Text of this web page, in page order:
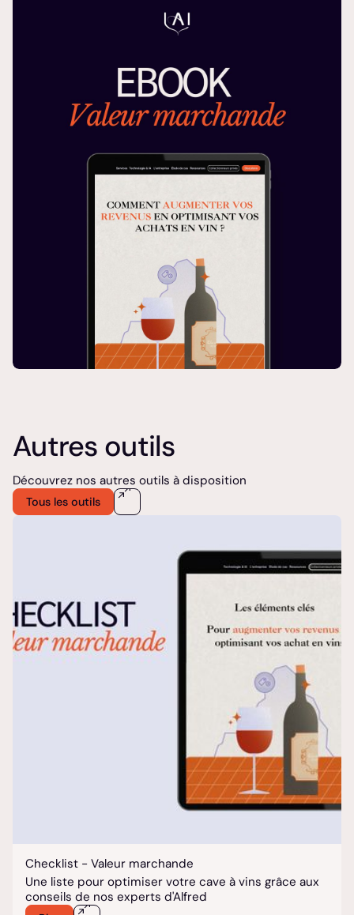
Autres outils
Découvrez nos autres outils à disposition
Tous les outils
Checklist - Valeur marchande
Une liste pour optimiser votre cave à vins grâce aux
conseils de nos experts d'Alfred